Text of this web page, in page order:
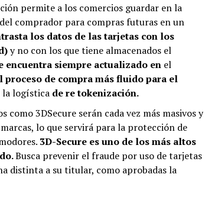
permite a los comercios guardar en la
comprador para compras futuras en un
los datos de las tarjetas con los
y no con los que tiene almacenados el
encuentra siempre actualizado en el
proceso de compra más fluido para el
la logística de re tokenización.
como 3DSecure serán cada vez más masivos y
lo que servirá para la protección de
3D-Secure es uno de los más altos
Busca prevenir el fraude por uso de tarjetas
distinta a su titular, como aprobadas la